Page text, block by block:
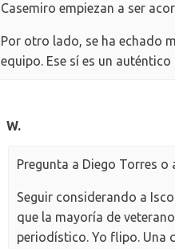
Casemiro empiezan a ser
Por otro lado, se ha echado
equipo. Ese sí es un auténtico
W.
Pregunta a Diego Torres
Seguir considerando a
que la mayoría de
periodístico. Yo flipo. Una